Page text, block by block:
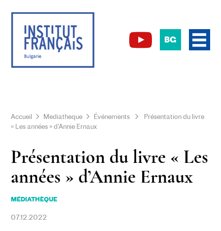
BG
Accueil Mediatheque Événements
Présentation du livre
« Les années » d’Annie Ernaux
Présentation du livre « Les
années » d’Annie Ernaux
MÉDIATHÈQUE
07.12.2022